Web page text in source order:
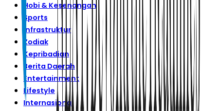
Hobi & Kesenangan
Sports
Infrastruktur
Zodiak
Kepribadian
Berita Daerah
Entertainment
Lifestyle
Internasional